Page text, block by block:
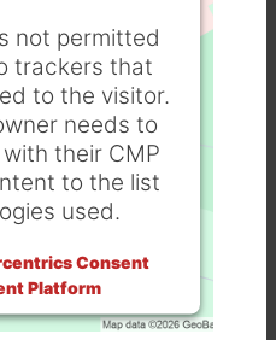
not permitted
trackers that
to the visitor.
needs to
their CMP
to the list
used.
Consent
Platform